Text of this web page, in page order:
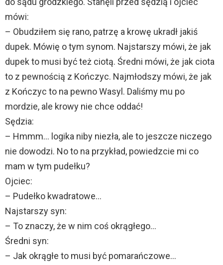
mówi:
– Obudziłem się rano, patrzę a krowę ukradł jakiś
dupek. Mówię o tym synom. Najstarszy mówi, że jak
dupek to musi być też ciotą. Średni mówi, że jak ciota
to z pewnością z Kończyc. Najmłodszy mówi, że jak
z Kończyc to na pewno Wasyl. Daliśmy mu po
mordzie, ale krowy nie chce oddać!
Sędzia:
– Hmmm… logika niby niezła, ale to jeszcze niczego
nie dowodzi. No to na przykład, powiedzcie mi co
mam w tym pudełku?
Ojciec:
– Pudełko kwadratowe…
Najstarszy syn:
– To znaczy, że w nim coś okrągłego…
Średni syn:
– Jak okrągłe to musi być pomarańczowe…